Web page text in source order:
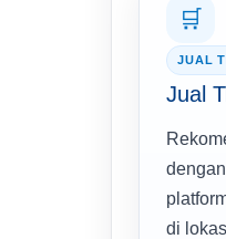
🛒
JUAL
Jual
di